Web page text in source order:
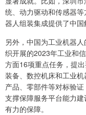
统、动力驱动和传感器
器人组装集成提供了中国
另外，中国为工业机器
织开展的2023年工业和
方面16项重点任务，提
装备、数控机床和工业
产品、零部件等对标验
支撑保障服务平台能力
有力的保障。